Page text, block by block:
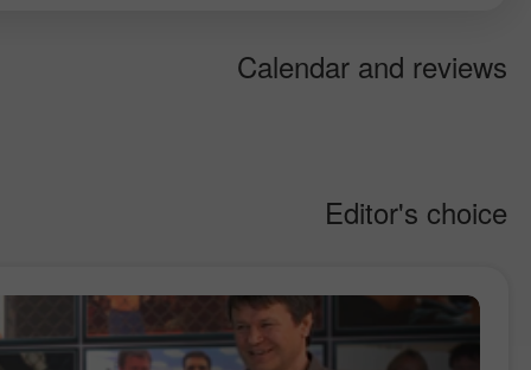
Calendar and reviews
Editor's choice